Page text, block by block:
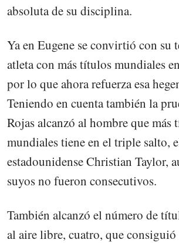
absoluta de su disciplina.
Ya en Eugene se convirtió con su
atleta con más títulos mundiales
por lo que ahora refuerza esa
Teniendo en cuenta también la
Rojas alcanzó al hombre que más
mundiales tiene en el triple salto,
estadounidense Christian Taylor,
suyos no fueron consecutivos.
También alcanzó el número de
al aire libre, cuatro, que consiguió